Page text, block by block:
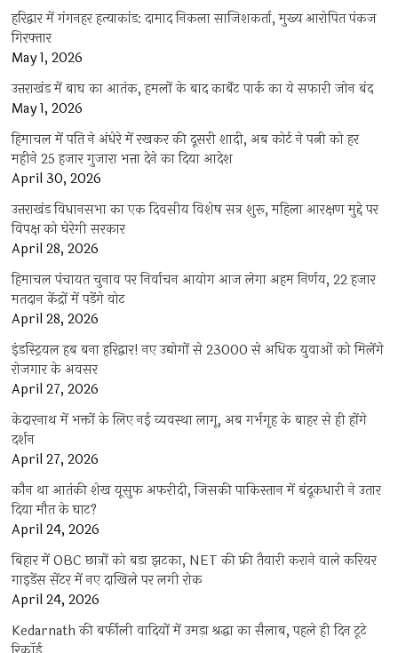
हरिद्वार में गंगनहर हत्याकांड: दामाद निकला साजिशकर्ता, मुख्य आरोपित पंकज
गिरफ्तार
May 1, 2026
उत्तराखंड में बाघ का आतंक, हमलों के बाद कार्बेट पार्क का ये सफारी जोन बंद
May 1, 2026
हिमाचल में पति ने अंधेरे में रखकर की दूसरी शादी, अब कोर्ट ने पत्नी को हर
महीने 25 हजार गुजारा भत्ता देने का दिया आदेश
April 30, 2026
उत्तराखंड विधानसभा का एक दिवसीय विशेष सत्र शुरू, महिला आरक्षण मुद्दे पर
विपक्ष को घेरेगी सरकार
April 28, 2026
हिमाचल पंचायत चुनाव पर निर्वाचन आयोग आज लेगा अहम निर्णय, 22 हजार
मतदान केंद्रों में पड़ेंगे वोट
April 28, 2026
इंडस्ट्रियल हब बना हरिद्वार! नए उद्योगों से 23000 से अधिक युवाओं को मिलेंगे
रोजगार के अवसर
April 27, 2026
केदारनाथ में भक्तों के लिए नई व्यवस्था लागू, अब गर्भगृह के बाहर से ही होंगे
दर्शन
April 27, 2026
कौन था आतंकी शेख यूसुफ अफरीदी, जिसकी पाकिस्तान में बंदूकधारी ने उतार
दिया मौत के घाट?
April 24, 2026
बिहार में OBC छात्रों को बड़ा झटका, NET की फ्री तैयारी कराने वाले करियर
गाइडेंस सेंटर में नए दाखिले पर लगी रोक
April 24, 2026
Kedarnath की बर्फीली वादियों में उमड़ा श्रद्धा का सैलाब, पहले ही दिन टूटे